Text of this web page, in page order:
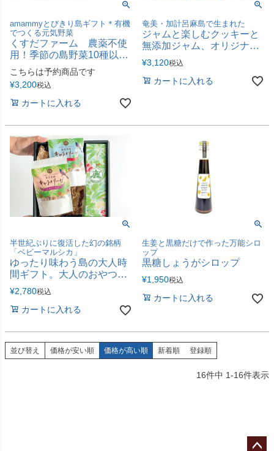
amammyとびきり島ギフト＊有機
でつくる元気野菜
くすだファーム 農薬不使
用！季節の島野菜10種以上
詰め合わせセット
こちらは予約商品です
¥3,200税込
カートに入れる
奄美・加計呂麻島で生まれた
ジャムと楽しむクッキーと
無添加ジャム、オリジナル
珈琲・お茶の贅沢ティータ
イムセット
¥3,120税込
カートに入れる
半世紀ぶりに復活した幻の銘柄
「ベビーマルシカ」
ゆったり味わう島の大人時
間ギフト。大人のおやつと
こだわりの黒糖焼酎
¥2,780税込
カートに入れる
生姜と黒糖だけで作った万能シロ
ップ
黒糖しょうがシロップ
¥1,950税込
カートに入れる
並び替え 価格が安い順 価格が高い順 新着順 登録順
16件中 1-16件表示